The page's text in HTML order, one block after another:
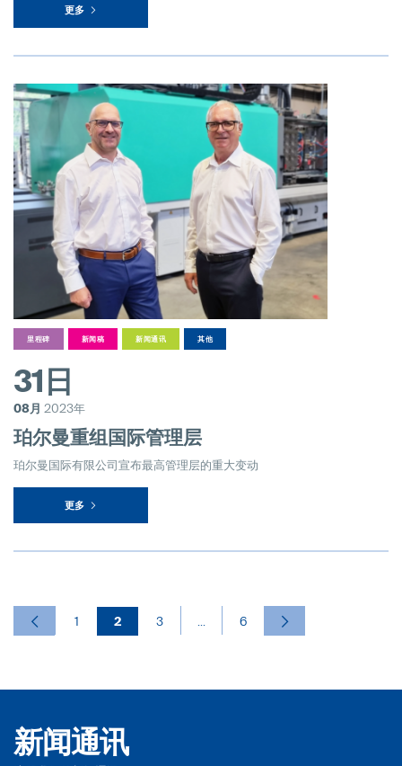
更多
里程碑 新闻稿 新闻通讯 其他
31日
08月 2023年
珀尔曼重组国际管理层
珀尔曼国际有限公司宣布最高管理层的重大变动
更多
1 2 3 6
新闻通讯